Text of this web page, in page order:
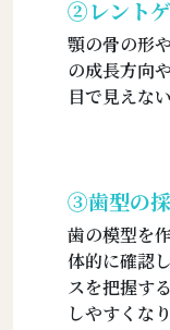
②レント
顎の骨の形
の成長方向
目で見えな
③歯型の
歯の模型を
体的に確認
スを把握す
しやすくなり